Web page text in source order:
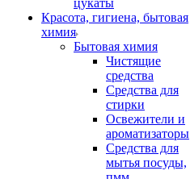
цукаты
Красота, гигиена, бытовая
химия
Бытовая химия
Чистящие
средства
Средства для
стирки
Освежители и
ароматизаторы
Средства для
мытья посуды,